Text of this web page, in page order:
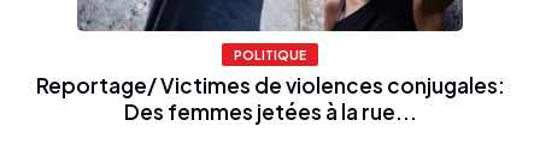
POLITIQUE
Reportage/ Victimes de violences conjugales:
Des femmes jetées à la rue...